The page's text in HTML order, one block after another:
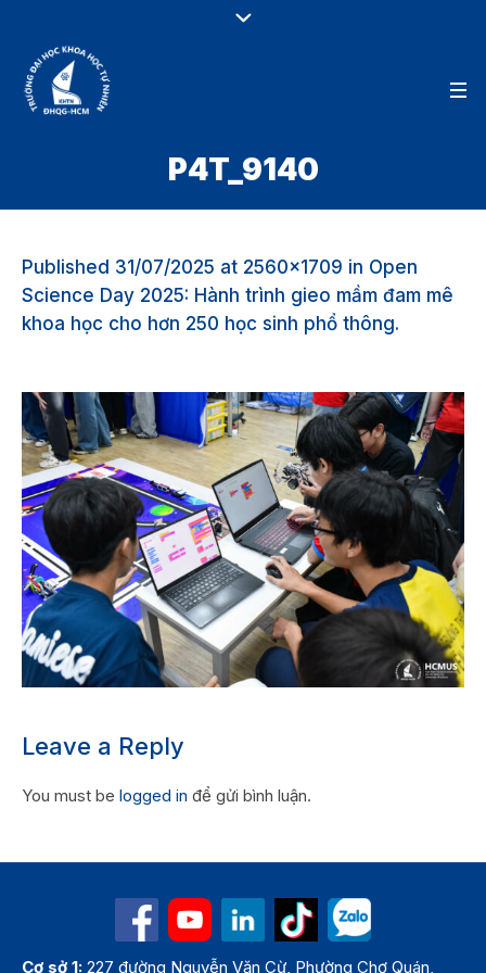
P4T_9140
Published 31/07/2025 at 2560×1709 in Open
Science Day 2025: Hành trình gieo mầm đam mê
khoa học cho hơn 250 học sinh phổ thông.
Leave a Reply
You must be logged in để gửi bình luận.
Cơ sở 1: 227 đường Nguyễn Văn Cừ, Phường Chợ Quán,